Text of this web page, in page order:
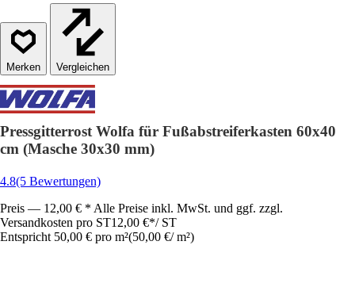
Vergleichen
Pressgitterrost Wolfa für Fußabstreiferkasten 60x40
cm (Masche 30x30 mm)
4.8(5 Bewertungen)
Preis — 12,00 € * Alle Preise inkl. MwSt. und ggf. zzgl.
Versandkosten pro ST12,00 €*/ ST
Entspricht 50,00 € pro m²(50,00 €/ m²)